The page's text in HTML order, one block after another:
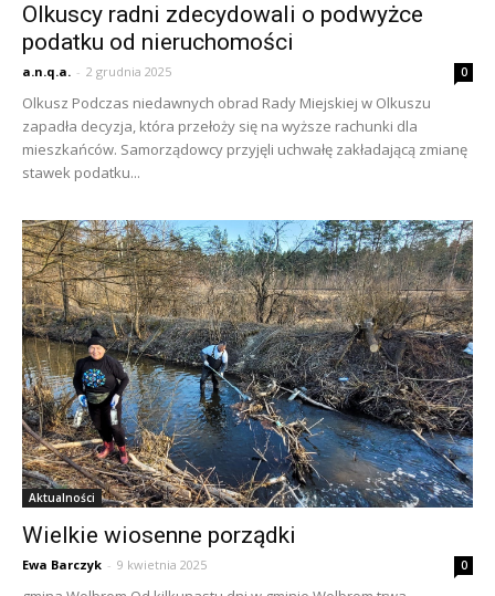
Olkuscy radni zdecydowali o podwyżce
podatku od nieruchomości
a.n.q.a. - 2 grudnia 2025 0
Olkusz Podczas niedawnych obrad Rady Miejskiej w Olkuszu
zapadła decyzja, która przełoży się na wyższe rachunki dla
mieszkańców. Samorządowcy przyjęli uchwałę zakładającą zmianę
stawek podatku...
Aktualności
Wielkie wiosenne porządki
Ewa Barczyk - 9 kwietnia 2025 0